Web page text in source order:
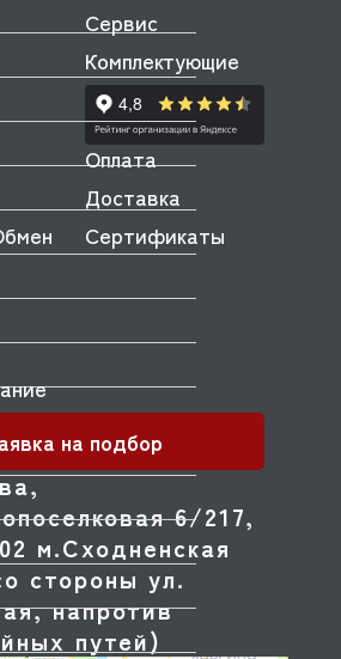
6/217,
м.Сходненская
стороны ул.
напротив
путей)
Сервис
Комплектующие
Оплата
Доставка
Сертификаты
на подбор